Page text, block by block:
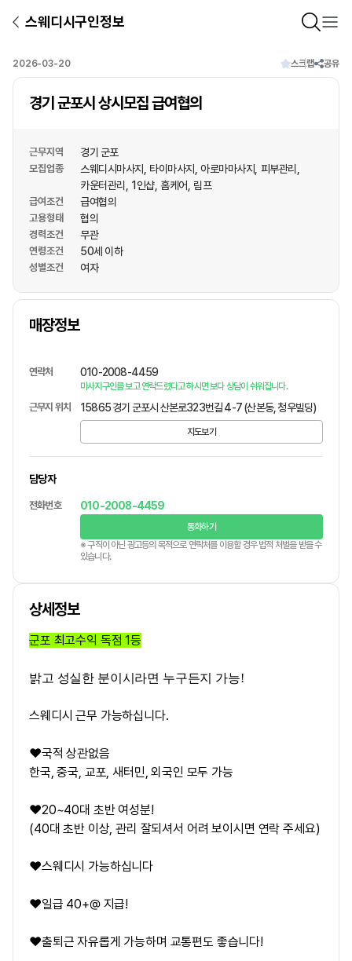
스웨디시구인정보
2026-03-20 스크랩 공유
경기 군포시 상시모집 급여협의
근무지역 경기 군포
모집업종 스웨디시마사지 타이마사지 아로마마사지
피부관리
카운터관리
1인샵 홈케어 림프
급여조건 급여협의
고용형태 협의
경력조건 무관
연령조건 50세 이하
성별조건 여자
매장정보
상호명
연락처 010-2008-4459
마사지구인를 보고 연락드렸다고 하시면 보다 상담이 쉬워집니다.
근무지 위치 15865 경기 군포시 산본로323번길 4-7 (산본동, 청우빌딩)
지도보기
담당자
전화번호 010-2008-4459
통화하기
※ 구직이 아닌 광고등의 목적으로 연락처를 이용할 경우 법적 처벌을 받을 수
있습니다.
상세정보
군포 최고수익 독점 1등
밝고 성실한 분이시라면 누구든지 가능!
스웨디시 근무 가능하십니다.
❤️국적 상관없음
한국, 중국, 교포, 새터민, 외국인 모두 가능
❤️20~40대 초반 여성분!
(40대 초반 이상, 관리 잘되셔서 어려 보이시면 연락 주세요)
❤️스웨디시 가능하십니다
❤️일급 40+@ 지급!
❤️출퇴근 자유롭게 가능하며 교통편도 좋습니다!